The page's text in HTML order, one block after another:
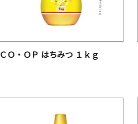
ＣＯ・ＯＰ はちみつ １ｋｇ